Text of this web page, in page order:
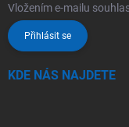
Vložením e-mailu
Přihlásit se
KDE NÁS NAJDETE